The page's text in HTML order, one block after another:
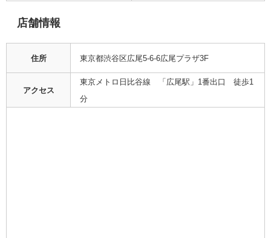
店舗情報
住所 東京都渋谷区広尾5-6-6広尾プラザ3F
アクセス
東京メトロ日比谷線 「広尾駅」1番出口 徒歩1
分